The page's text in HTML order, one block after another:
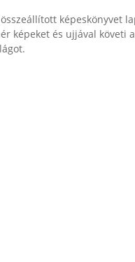
képeskönyvet
képeket és ujjával követi